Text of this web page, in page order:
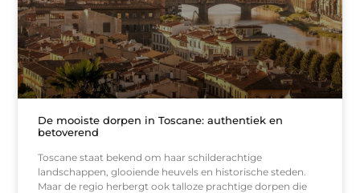
De mooiste dorpen in Toscane: authentiek en
betoverend
Toscane staat bekend om haar schilderachtige
landschappen, glooiende heuvels en historische steden.
Maar de regio herbergt ook talloze prachtige dorpen die